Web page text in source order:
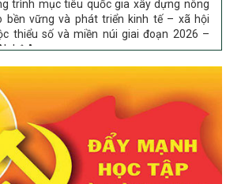
bền vững và phát triển kinh tế – xã hội
thiểu số và miền núi giai đoạn 2026 –
An
Chương trình mục tiêu quốc gia xây dựng
bền vững và phát triển kinh tế – xã
thiểu số và miền núi giai đoạn 2026 –
An
UBND
đạo Chương trình mục tiều quốc gia xây
nghèo bền vững và phát triển kinh tế –